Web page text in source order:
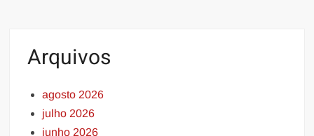
Arquivos
agosto 2026
julho 2026
junho 2026